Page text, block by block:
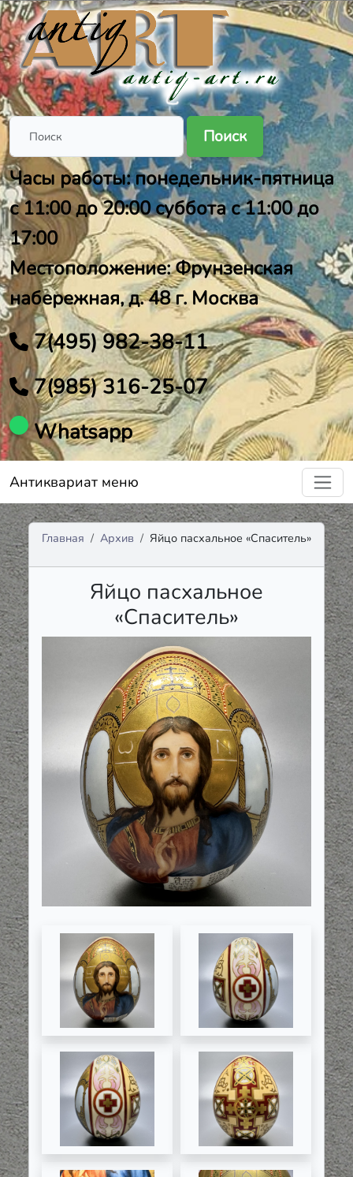
Поиск
Часы работы: понедельник-пятница
с 11:00 до 20:00 суббота с 11:00 до
17:00
Местоположение: Фрунзенская
набережная, д. 48 г. Москва
7(495) 982-38-11
7(985) 316-25-07
Whatsapp
Антиквариат меню
Главная Архив Яйцо пасхальное «Спаситель»
Яйцо пасхальное
«Спаситель»